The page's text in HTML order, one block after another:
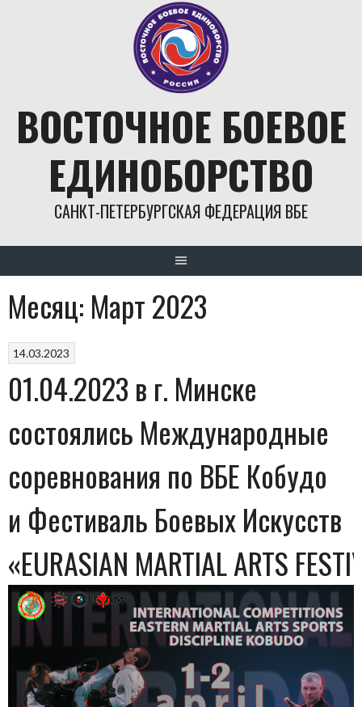
ВОСТОЧНОЕ БОЕВОЕ
ЕДИНОБОРСТВО
САНКТ-ПЕТЕРБУРГСКАЯ ФЕДЕРАЦИЯ ВБЕ
Месяц: Март 2023
14.03.2023
01.04.2023 в г. Минске
состоялись Международные
соревнования по ВБЕ Кобудо
и Фестиваль Боевых Искусств
«EURASIAN MARTIAL ARTS